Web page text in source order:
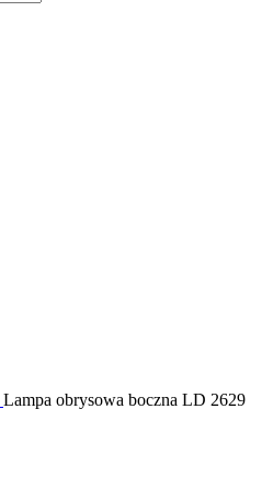
Lampa obrysowa boczna LD 2629